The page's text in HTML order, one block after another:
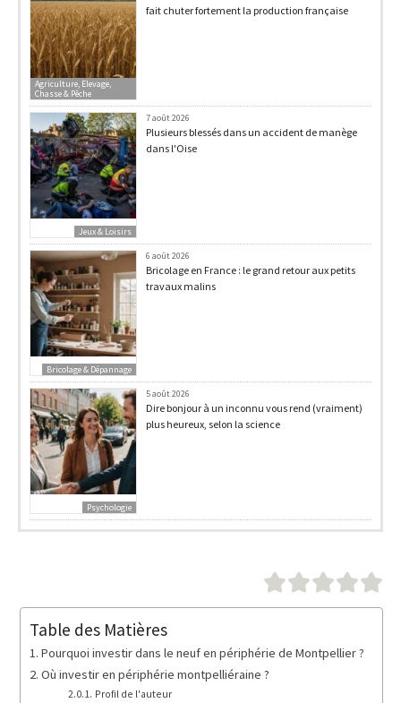
Agriculture, Elevage,
Chasse & Pêche
fait chuter fortement la production française
Jeux & Loisirs
7 août 2026
Plusieurs blessés dans un accident de manège
dans l'Oise
Bricolage & Dépannage
6 août 2026
Bricolage en France : le grand retour aux petits
travaux malins
Psychologie
5 août 2026
Dire bonjour à un inconnu vous rend (vraiment)
plus heureux, selon la science
Table des Matières
Pourquoi investir dans le neuf en périphérie de Montpellier ?
Où investir en périphérie montpelliéraine ?
Profil de l'auteur